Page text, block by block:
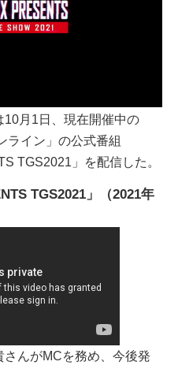
月1日、現在開催中の
ライン」の公式番組
TGS2021」を配信した。
TGS2021」（2021年
んがMCを務め、今後発